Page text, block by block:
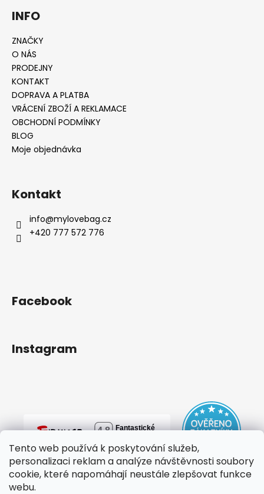
Tento web používá k poskytování služeb,
personalizaci reklam a analýze návštěvnosti soubory
cookie, které napomáhají neustále zlepšovat funkce
webu.
INFO
ZNAČKY
O NÁS
PRODEJNY
KONTAKT
DOPRAVA A PLATBA
VRÁCENÍ ZBOŽÍ A REKLAMACE
OBCHODNÍ PODMÍNKY
BLOG
Moje objednávka
Kontakt
info@mylovebag.cz
+420 777 572 776
Facebook
Instagram